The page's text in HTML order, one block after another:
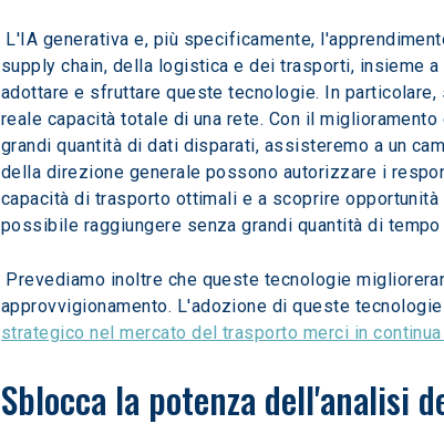
supply chain, della logistica e dei trasporti, insieme
adottare e sfruttare queste tecnologie. In
reale capacità totale di una rete. Con il
grandi quantità di dati disparati, assisteremo a un
della direzione generale possono autorizzare i
capacità di trasporto ottimali e a scoprire
possibile raggiungere senza grandi quantità di
approvvigionamento. L'adozione di queste
strategico nel mercato del trasporto merci in
Sblocca la potenza dell'analisi